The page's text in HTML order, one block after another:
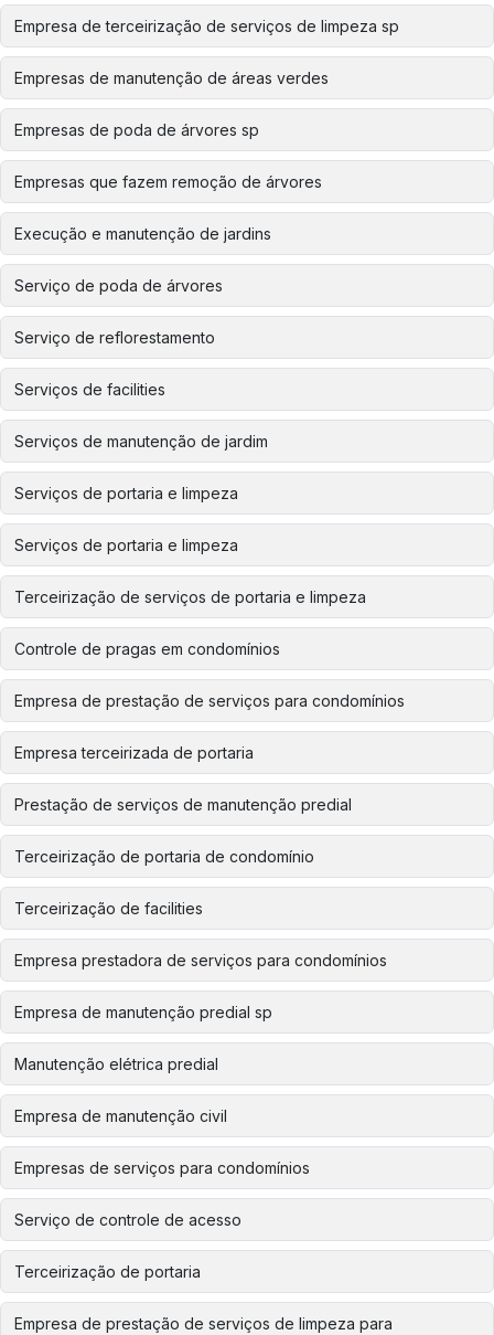
Empresa de terceirização de serviços de limpeza sp
Empresas de manutenção de áreas verdes
Empresas de poda de árvores sp
Empresas que fazem remoção de árvores
Execução e manutenção de jardins
Serviço de poda de árvores
Serviço de reflorestamento
Serviços de facilities
Serviços de manutenção de jardim
Serviços de portaria e limpeza
Serviços de portaria e limpeza
Terceirização de serviços de portaria e limpeza
Controle de pragas em condomínios
Empresa de prestação de serviços para condomínios
Empresa terceirizada de portaria
Prestação de serviços de manutenção predial
Terceirização de portaria de condomínio
Terceirização de facilities
Empresa prestadora de serviços para condomínios
Empresa de manutenção predial sp
Manutenção elétrica predial
Empresa de manutenção civil
Empresas de serviços para condomínios
Serviço de controle de acesso
Terceirização de portaria
Empresa de prestação de serviços de limpeza para